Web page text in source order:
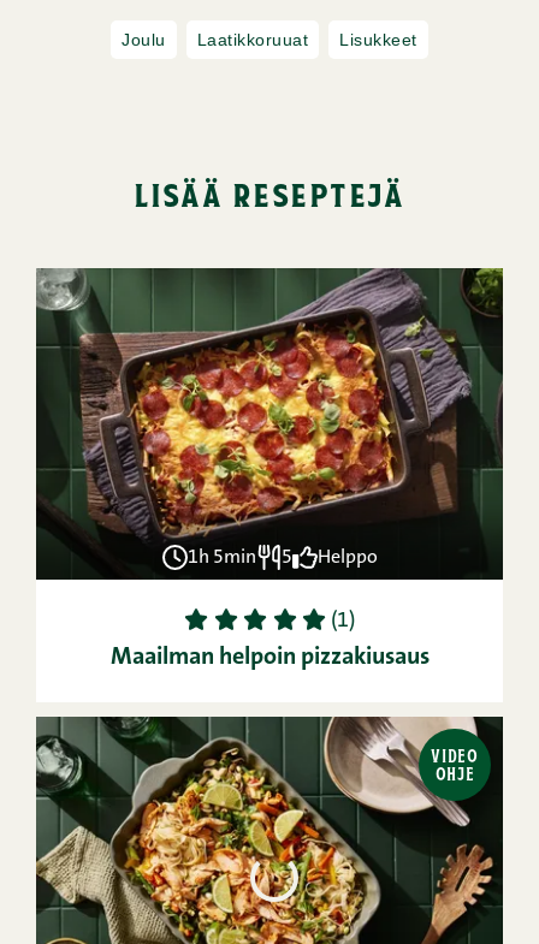
Joulu Laatikkoruuat Lisukkeet
lisää reseptejä
1h 5min 5 Helppo
1 2 3 4 5 (1)
Maailman helpoin pizzakiusaus
VIDEO
OHJE